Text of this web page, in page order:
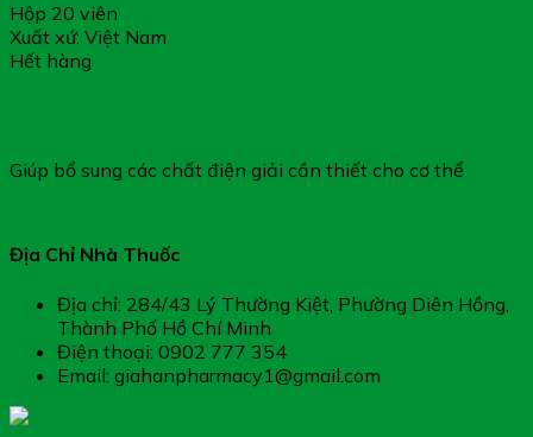
Hộp 20 viên
Xuất xứ: Việt Nam
Hết hàng
Giúp bổ sung các chất điện giải cần thiết cho cơ thể
Địa Chỉ Nhà Thuốc
Địa chỉ: 284/43 Lý Thường Kiệt, Phường Diên Hồng,
Thành Phố Hồ Chí Minh
Điện thoại: 0902 777 354
Email: giahanpharmacy1@gmail.com